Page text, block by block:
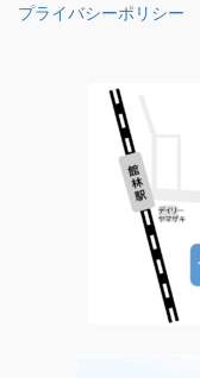
プライバシーポリシー